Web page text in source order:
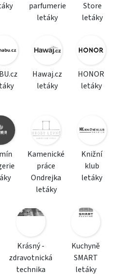
parfumerie
letáky
Store
letáky
Hawaj.cz
letáky
HONOR
letáky
Kamenické
práce
Ondrejka
letáky
Knižní
klub
letáky
Krásný -
zdravotnická
technika
Kuchyně
SMART
letáky